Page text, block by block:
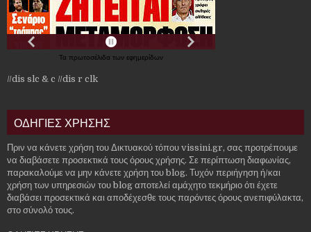
Τα πρωτοσέλιδα των εφημερίδων
//dis slc & c //dis r clk
ΟΔΗΓΙΕΣ ΧΡΗΣΗΣ
Πριν να κάνετε χρήση του Δικτυακού τόπου vissini.gr, σας προτρέπουμε
να διαβάσετε προσεκτικά τους όρους χρήσης. Σε περίπτωση διαφωνίας,
παρακαλούμε να μην κάνετε χρήση του blog. Τυχόν περιήγηση ή/και
χρήση των υπηρεσιών του blog αποτελεί αμάχητο τεκμήριο ότι έχετε
διαβάσει προσεκτικά και αποδέχεσθε τους παρόντες όρους ανεπιφύλακτα,
στο σύνολό τους.